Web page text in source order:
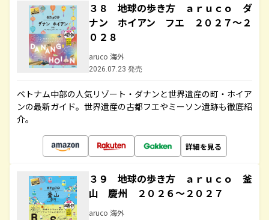
３８ 地球の歩き方 ａｒｕｃｏ ダ
ナン ホイアン フエ ２０２７～２
０２８
aruco 海外
2026.07.23 発売
ベトナム中部の人気リゾート・ダナンと世界遺産の町・ホイア
ンの最新ガイド。世界遺産の古都フエやミーソン遺跡も徹底紹
介。
詳細を見る
３９ 地球の歩き方 ａｒｕｃｏ 釜
山 慶州 ２０２６～２０２７
aruco 海外